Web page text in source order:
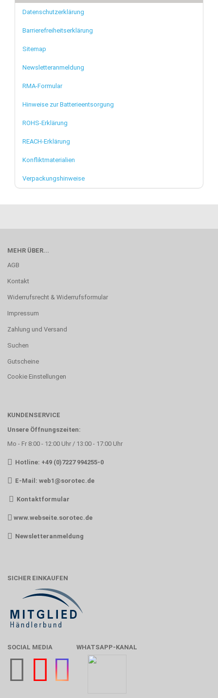
Datenschutzerklärung
Barrierefreiheitserklärung
Sitemap
Newsletteranmeldung
RMA-Formular
Hinweise zur Batterieentsorgung
ROHS-Erklärung
REACH-Erklärung
Konfliktmaterialien
Verpackungshinweise
MEHR ÜBER...
AGB
Kontakt
Widerrufsrecht & Widerrufsformular
Impressum
Zahlung und Versand
Suchen
Gutscheine
Cookie Einstellungen
KUNDENSERVICE
Unsere Öffnungszeiten:
Mo - Fr 8:00 - 12:00 Uhr / 13:00 - 17:00 Uhr
Hotline: +49 (0)7227 994255-0
E-Mail: web1@sorotec.de
Kontaktformular
www.webseite.sorotec.de
Newsletteranmeldung
SICHER EINKAUFEN
SOCIAL MEDIA WHATSAPP-KANAL